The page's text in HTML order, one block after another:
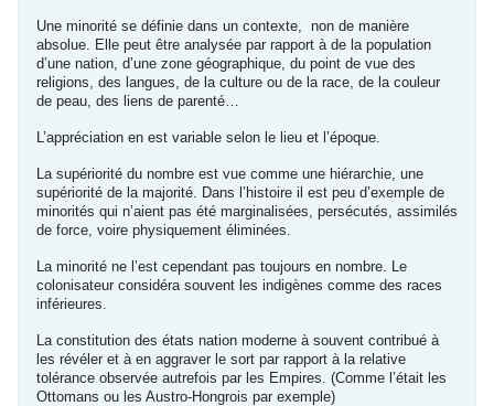
Une minorité se définie dans un contexte, non de manière
absolue. Elle peut être analysée par rapport à de la population
d’une nation, d’une zone géographique, du point de vue des
religions, des langues, de la culture ou de la race, de la couleur
de peau, des liens de parenté…
L’appréciation en est variable selon le lieu et l’époque.
La supériorité du nombre est vue comme une hiérarchie, une
supériorité de la majorité. Dans l’histoire il est peu d’exemple de
minorités qui n’aient pas été marginalisées, persécutés, assimilés
de force, voire physiquement éliminées.
La minorité ne l’est cependant pas toujours en nombre. Le
colonisateur considéra souvent les indigènes comme des races
inférieures.
La constitution des états nation moderne à souvent contribué à
les révéler et à en aggraver le sort par rapport à la relative
tolérance observée autrefois par les Empires. (Comme l’était les
Ottomans ou les Austro-Hongrois par exemple)